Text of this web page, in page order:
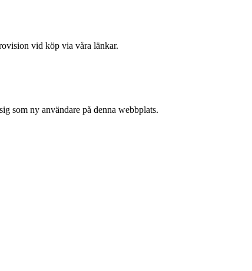
vid köp via våra länkar.
som ny användare på denna webbplats.